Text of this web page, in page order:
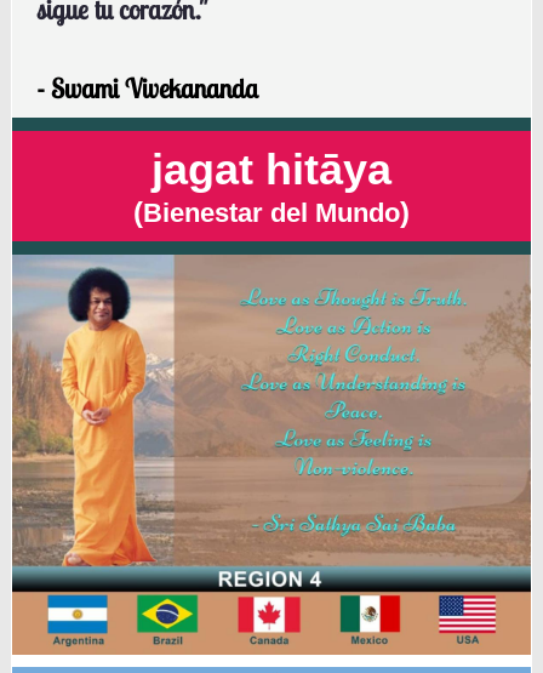
sigue tu corazón."
- Swami Vivekananda
jagat hitāya
(Bienestar del Mundo)